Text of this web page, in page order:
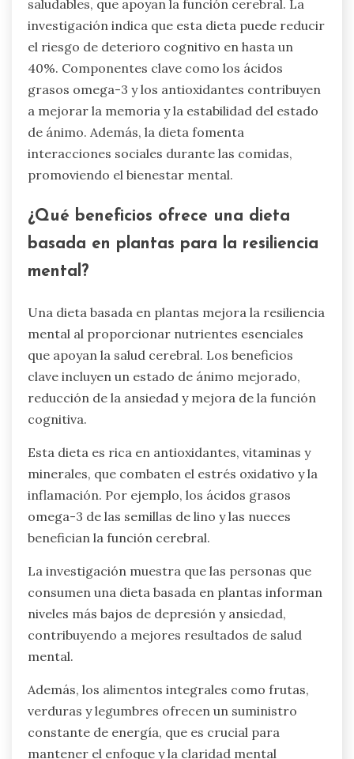
¿Cómo contribuye la dieta
mediterránea a la salud cognitiva?
La dieta mediterránea mejora la salud cognitiva
a través de su rico perfil nutricional. Enfatiza
frutas, verduras, granos enteros y grasas
saludables, que apoyan la función cerebral. La
investigación indica que esta dieta puede reducir
40%. Componentes clave como los ácidos
grasos omega-3 y los antioxidantes contribuyen
a mejorar la memoria y la estabilidad del estado
de ánimo. Además, la dieta fomenta
promoviendo el bienestar mental.
¿Qué beneficios ofrece una dieta
basada en plantas para la resiliencia
mental?
Una dieta basada en plantas mejora la resiliencia
mental al proporcionar nutrientes esenciales
que apoyan la salud cerebral. Los beneficios
clave incluyen un estado de ánimo mejorado,
reducción de la ansiedad y mejora de la función
Esta dieta es rica en antioxidantes, vitaminas y
minerales, que combaten el estrés oxidativo y la
inflamación. Por ejemplo, los ácidos grasos
omega-3 de las semillas de lino y las nueces
La investigación muestra que las personas que
consumen una dieta basada en plantas informan
niveles más bajos de depresión y ansiedad,